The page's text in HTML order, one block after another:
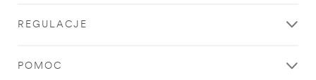
REGULACJE
POMOC